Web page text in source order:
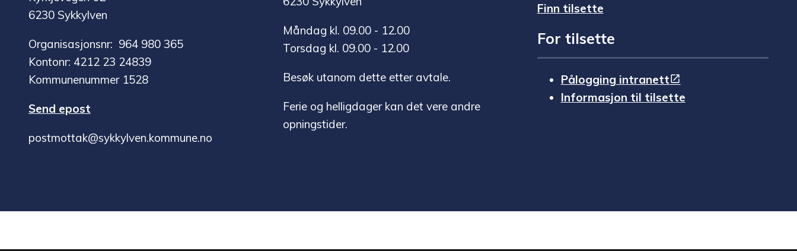
6230 Sykkylven
Organisasjonsnr: 964 980 365
Kontonr: 4212 23 24839
Kommunenummer 1528
Send epost
postmottak@sykkylven.kommune.no
Måndag kl. 09.00 - 12.00
Torsdag kl. 09.00 - 12.00
Besøk utanom dette etter avtale.
Ferie og helligdager kan det vere andre
opningstider.
Finn tilsette
For tilsette
Pålogging intranett
Informasjon til tilsette